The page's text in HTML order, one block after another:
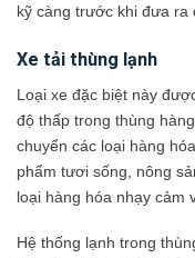
kỹ càng trước khi đưa ra
Xe tải thùng lạnh
Loại xe đặc biệt này
độ thấp trong thùng
chuyển các loại hàng
phẩm tươi sống, nông
loại hàng hóa nhạy cảm
Hệ thống lạnh trong